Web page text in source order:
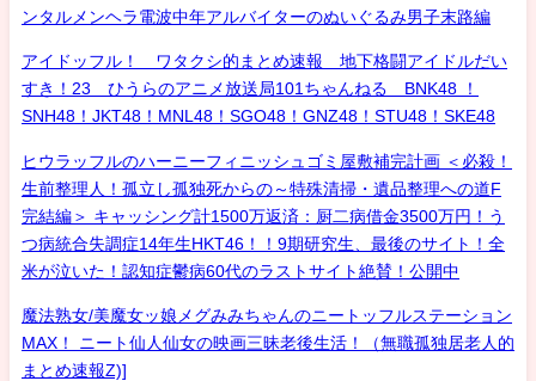
ンタルメンヘラ電波中年アルバイターのぬいぐるみ男子末路編
アイドッフル！ ワタクシ的まとめ速報 地下格闘アイドルだい
すき！23 ひうらのアニメ放送局101ちゃんねる BNK48 ！
SNH48！JKT48！MNL48！SGO48！GNZ48！STU48！SKE48
ヒウラッフルのハーニーフィニッシュゴミ屋敷補完計画 ＜必殺！
生前整理人！孤立し孤独死からの～特殊清掃・遺品整理への道F
完結編＞ キャッシング計1500万返済：厨二病借金3500万円！う
つ病統合失調症14年生HKT46！！9期研究生、最後のサイト！全
米が泣いた！認知症鬱病60代のラストサイト絶賛！公開中
魔法熟女/美魔女ッ娘メグみみちゃんのニートッフルステーション
MAX！ ニート仙人仙女の映画三昧老後生活！（無職孤独居老人的
まとめ速報Z)]